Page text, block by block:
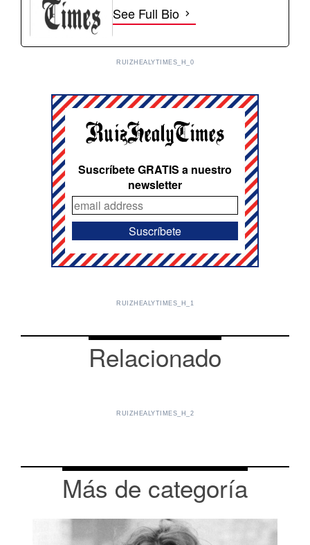
See Full Bio
RUIZHEALYTIMES_H_0
Suscríbete GRATIS a nuestro
newsletter
RUIZHEALYTIMES_H_1
Relacionado
RUIZHEALYTIMES_H_2
Más de categoría